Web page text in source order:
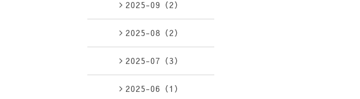
2025-09（2）
2025-08（2）
2025-07（3）
2025-06（1）